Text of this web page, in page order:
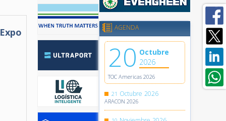
AGENDA
20 Octubre
2026
TOC Americas 2026
21 Octubre 2026
ARACON 2026